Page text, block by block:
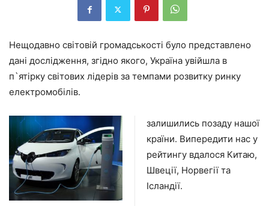
Нещодавно світовій громадськості було представлено
дані дослідження, згідно якого, Україна увійшла в
п`ятірку світових лідерів за темпами розвитку ринку
електромобілів.
залишились позаду нашої
країни. Випередити нас у
рейтингу вдалося Китаю,
Швеції, Норвегії та
Ісландії.